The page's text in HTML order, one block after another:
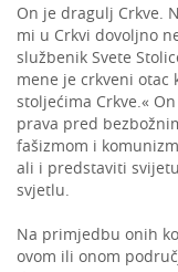
On je dragulj Crkve.
mi u Crkvi dovoljno
službenik Svete
mene je crkveni otac
stoljećima Crkve.«
prava pred
fašizmom i
ali i predstaviti
svjetlu.
Na primjedbu onih
ovom ili onom